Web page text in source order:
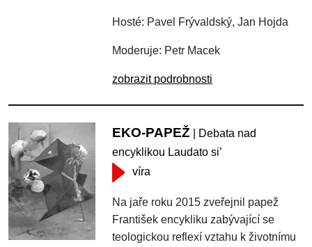
Hosté: Pavel Frývaldský, Jan Hojda
Moderuje: Petr Macek
zobrazit podrobnosti
EKO-PAPEŽ | Debata nad
encyklikou Laudato si’
víra
Na jaře roku 2015 zveřejnil papež
František encykliku zabývající se
teologickou reflexí vztahu k životnímu